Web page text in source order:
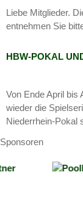
Liebe Mitglieder.
entnehmen Sie
HBW-POKAL
Von Ende April bis
wieder die
Niederrhein-Pokal
Sponsoren